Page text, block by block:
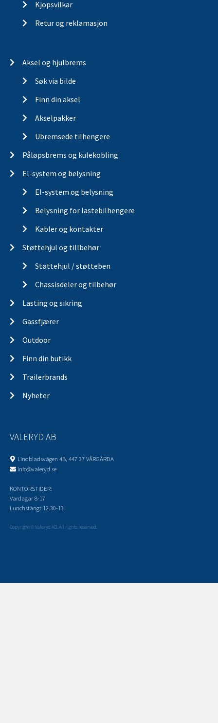
Kjopsvilkar
Retur og reklamasjon
Aksel og hjulbrems
Søk via bilde
Finn din aksel
Akselpakker
Ubremsede tilhengere
Påløpsbrems og kulekobling
El-system og belysning
El-system og belysning
Belysning for lastebilhengere
Kabler og kontakter
Støttehjul og tillbehør
Støttehjul / støtteben
Chassisdeler og tilbehør
Lasting og sikring
Gassfjærer
Outdoor
Finn din butikk
Trailerbrands
Nyheter
VALERYD AB
Lindbladsvägen 4B, 447 37 VÅRGÅRDA
info@valeryd.se
KONTORSTIDER:
Vardagar 8-17
Lunchstängt 12.30-13
Copyright © Valeryd AB. All rights reserved.